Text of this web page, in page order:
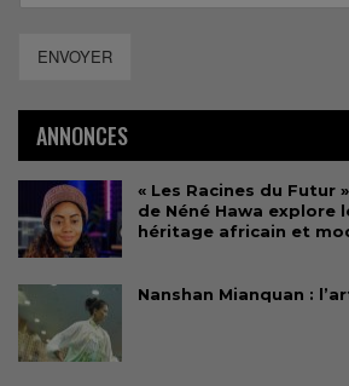
ENVOYER
ANNONCES
« Les Racines du Futur
de Néné Hawa explore
héritage africain et
Nanshan Mianquan :